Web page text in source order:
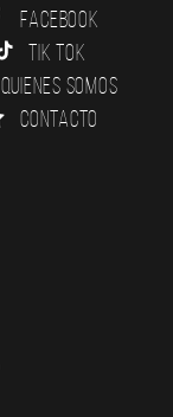
Facebook
Tik Tok
Quienes somos
Contacto